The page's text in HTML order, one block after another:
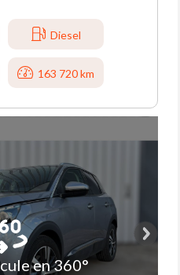
Diesel
163 720 km
en 360°